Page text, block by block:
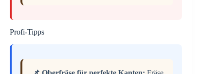
Profi-Tipps